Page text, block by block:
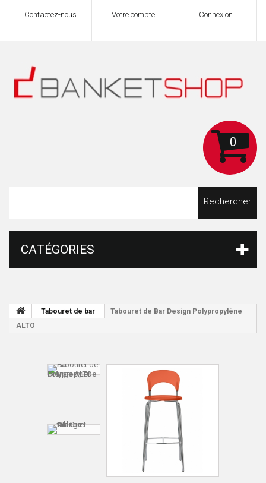
Connexion
Votre compte
Contactez-nous
0
Rechercher
CATÉGORIES
Tabouret de bar
Tabouret de Bar Design Polypropylène
ALTO